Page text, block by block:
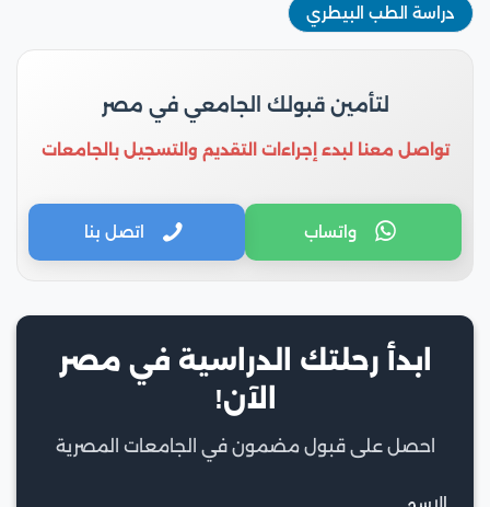
دراسة الطب البيطري
لتأمين قبولك الجامعي في مصر
تواصل معنا لبدء إجراءات التقديم والتسجيل بالجامعات
واتساب اتصل بنا
ابدأ رحلتك الدراسية في مصر
الآن!
احصل على قبول مضمون في الجامعات المصرية